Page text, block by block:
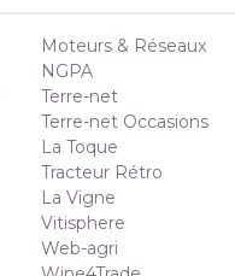
Moteurs & Réseaux
NGPA
Terre-net
Terre-net Occasions
La Toque
Tracteur Rétro
La Vigne
Vitisphere
Web-agri